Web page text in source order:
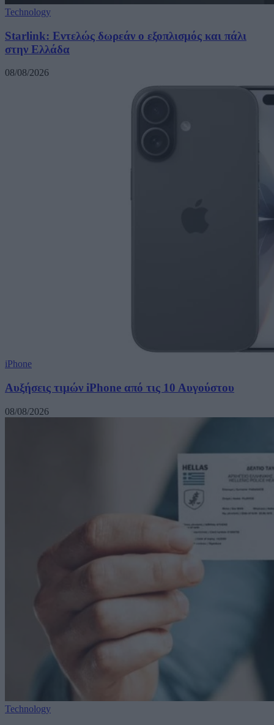
Technology
Starlink: Εντελώς δωρεάν ο εξοπλισμός και πάλι
στην Ελλάδα
08/08/2026
iPhone
Αυξήσεις τιμών iPhone από τις 10 Αυγούστου
08/08/2026
Technology